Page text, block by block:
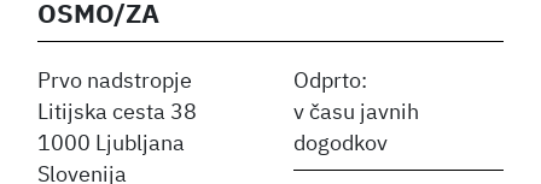
OSMO/ZA
Prvo nadstropje
Litijska cesta 38
1000 Ljubljana
Slovenija
Odprto:
v času javnih
dogodkov